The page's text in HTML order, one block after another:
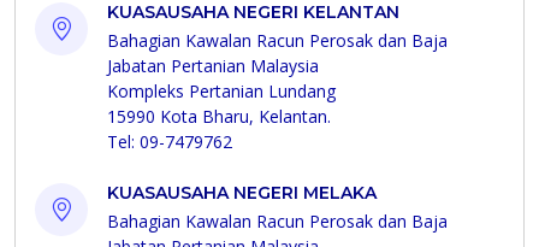
KUASAUSAHA NEGERI KELANTAN
Bahagian Kawalan Racun Perosak dan Baja
Jabatan Pertanian Malaysia
Kompleks Pertanian Lundang
15990 Kota Bharu, Kelantan.
Tel: 09-7479762
KUASAUSAHA NEGERI MELAKA
Bahagian Kawalan Racun Perosak dan Baja